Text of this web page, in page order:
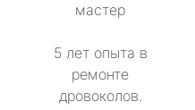
мастер
5 лет опыта в
ремонте
дровоколов.